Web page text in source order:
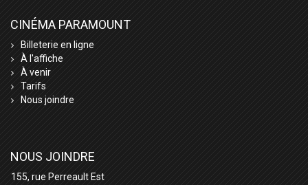
CINÉMA PARAMOUNT
Billeterie en ligne
À l'affiche
À venir
Tarifs
Nous joindre
NOUS JOINDRE
155, rue Perreault Est